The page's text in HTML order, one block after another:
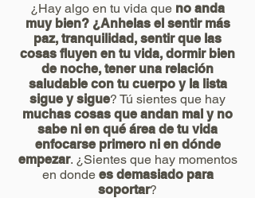
¿Hay algo en tu vida que no anda
muy bien? ¿Anhelas el sentir más
paz, tranquilidad, sentir que las
cosas fluyen en tu vida, dormir bien
de noche, tener una relación
saludable con tu cuerpo y la lista
sigue y sigue? Tú sientes que hay
muchas cosas que andan mal y no
sabe ni en qué área de tu vida
enfocarse primero ni en dónde
empezar. ¿Sientes que hay momentos
en donde es demasiado para
soportar?